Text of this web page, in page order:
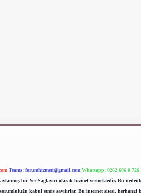
Teams: forumhizmeti@gmail.com Whatsapp: 0262 606 0 726
bir Yer Sağlayıcı olarak hizmet vermektedir. Bu
kabul etmiş sayılırlar. Bu internet sitesi,